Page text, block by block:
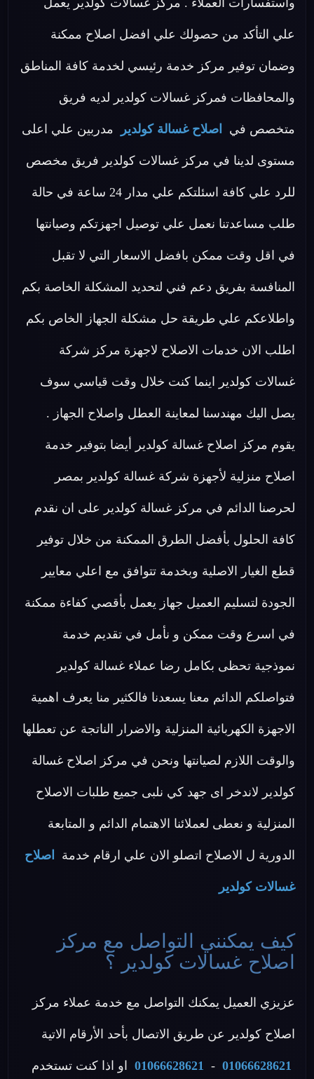
واستفسارات العملاء . مركز غسالات كولدير يعمل
علي التأكد من حصولك علي افضل اصلاح ممكنة
وضمان توفير مركز خدمة رئيسي لخدمة كافة المناطق
والمحافظات فمركز غسالات كولدير لديه فريق
متخصص في اصلاح غسالة كولدير مدربين علي اعلى
مستوى لدينا في مركز غسالات كولدير فريق مخصص
للرد علي كافة اسئلتكم علي مدار 24 ساعة في حالة
طلب مساعدتنا نعمل علي توصيل اجهزتكم وصيانتها
في اقل وقت ممكن بافضل الاسعار التي لا تقبل
المنافسة بفريق دعم فني لتحديد المشكلة الخاصة بكم
واطلاعكم علي طريقة حل مشكلة الجهاز الخاص بكم
اطلب الان خدمات الاصلاح لاجهزة مركز شركة
غسالات كولدير اينما كنت خلال وقت قياسي سوف
يصل اليك مهندسنا لمعاينة العطل واصلاح الجهاز .
يقوم مركز اصلاح غسالة كولدير أيضا بتوفير خدمة
اصلاح منزلية لأجهزة شركة غسالة كولدير بمصر
لحرصنا الدائم في مركز غسالة كولدير على ان نقدم
كافة الحلول بأفضل الطرق الممكنة من خلال توفير
قطع الغيار الاصلية وبخدمة تتوافق مع اعلي معايير
الجودة لتسليم العميل جهاز يعمل بأقصي كفاءة ممكنة
في اسرع وقت ممكن و نأمل في تقديم خدمة
نموذجية تحظى بكامل رضا عملاء غسالة كولدير
فتواصلكم الدائم معنا يسعدنا فالكثير منا يعرف اهمية
الاجهزة الكهربائية المنزلية والاضرار الناتجة عن تعطلها
والوقت اللازم لصيانتها ونحن في مركز اصلاح غسالة
كولدير لاندخر اى جهد كي نلبى جميع طلبات الاصلاح
المنزلية و نعطى لعملائنا الاهتمام الدائم و المتابعة
الدورية ل الاصلاح اتصلو الان علي ارقام خدمة اصلاح
غسالات كولدير
كيف يمكنني التواصل مع مركز
اصلاح غسالات كولدير ؟
عزيزي العميل يمكنك التواصل مع خدمة عملاء مركز
اصلاح كولدير عن طريق الاتصال بأحد الأرقام الاتية
01066628621
-
01066628621 او اذا كنت تستخدم